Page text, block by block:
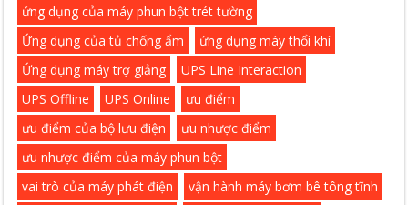
ứng dụng của máy phun bột trét tường
Ứng dụng của tủ chống ẩm
ứng dụng máy thổi khí
Ứng dụng máy trợ giảng
UPS Line Interaction
UPS Offline
UPS Online
ưu điểm
ưu điểm của bộ lưu điện
ưu nhược điểm
ưu nhược điểm của máy phun bột
vai trò của máy phát điện
vận hành máy bơm bê tông tĩnh